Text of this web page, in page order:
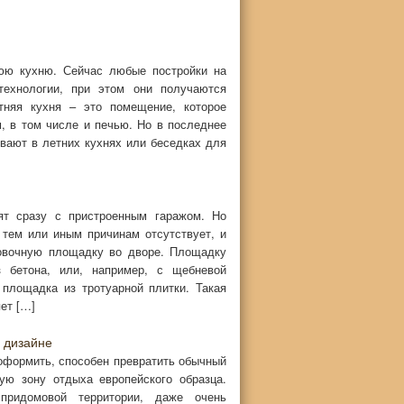
кухню. Сейчас любые постройки на
при этом они получаются
кухня – это помещение, которое
в том числе и печью. Но в последнее
в летних кухнях или беседках для
сразу с пристроенным гаражом. Но
или иным причинам отсутствует, и
площадку во дворе. Площадку
бетона, или, например, с щебневой
из тротуарной плитки. Такая
[…]
способен превратить обычный
зону отдыха европейского образца.
территории, даже очень